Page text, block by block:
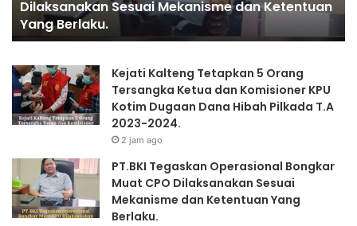
PENGGANTIAN KAPOLRI”KOMPETENSI ABSOLUT
PRESIDEN”
II
Kejati Kalteng Tetapkan 5 Orang
Tersangka Ketua dan Komisioner KPU
Kotim Dugaan Dana Hibah Pilkada T.A
2023-2024.
2 jam ago
PT.BKI Tegaskan Operasional Bongkar
Muat CPO Dilaksanakan Sesuai
Mekanisme dan Ketentuan Yang
Berlaku.